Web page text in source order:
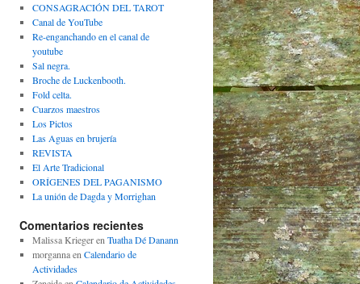
CONSAGRACIÓN DEL TAROT
Canal de YouTube
Re-enganchando en el canal de
youtube
Sal negra.
Broche de Luckenbooth.
Fold celta.
Cuarzos maestros
Los Pictos
Las Aguas en brujería
REVISTA
El Arte Tradicional
ORÍGENES DEL PAGANISMO
La unión de Dagda y Morrighan
Comentarios recientes
Malissa Kriegeren Tuatha Dé Danann
morgannaen Calendario de
Actividades